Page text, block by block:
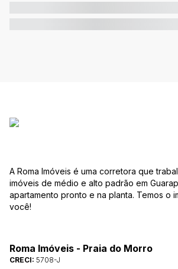
A Roma Imóveis é uma corretora que
imóveis de médio e alto padrão em
apartamento pronto e na planta. Temos o
você!
Roma Imóveis - Praia do Morro
CRECI: 5708-J